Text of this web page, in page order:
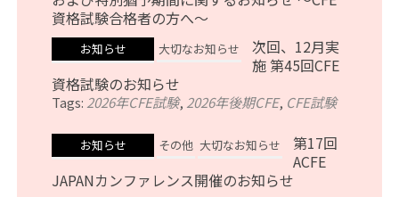
資格試験合格者の方へ～
お知らせ 大切なお知らせ
次回、12月実
施 第45回CFE
資格試験のお知らせ
Tags: 2026年CFE試験, 2026年後期CFE, CFE試験
お知らせ その他 大切なお知らせ
第17回
ACFE
JAPANカンファレンス開催のお知らせ